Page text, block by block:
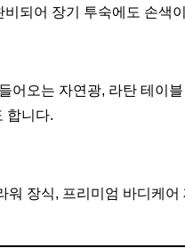
되어 장기 투숙에도 손색
오는 자연광, 라탄 테이
합니다.
장식, 프리미엄 바디케어